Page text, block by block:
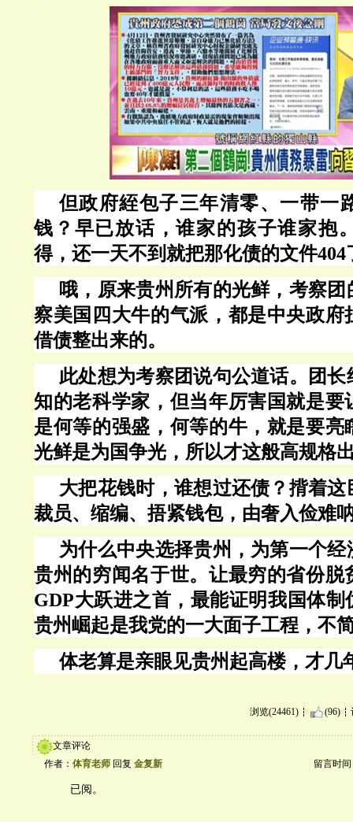
但政府絰包子三年清零、一带一
钱？早已放话，谁家的孩子谁家抱
得，还一天不到就把那化债的文件404
哦，原来贵州所有的光鲜，考察
察美国四大牛的气派，都是中央政府
借债整出来的。
此处想为考察团说句公道话。团
知的老科学家，但当年厉害国就是要
是何等的强盛，何等的牛，就是要亮
光鲜是为国争光，所以才这般高规格
大把花钱时，谁想过还债？揹着
裁员、缩编、捂紧钱包，由奢入俭难
为什么中央选择贵州，为第一个
贵州的穷闻名于世。让最穷的省份脱
GDP大跃进之首，最能证明我国体制
贵州崛起是我党的一大面子工程，不
体老算是亲眼见贵州起高楼，才几
浏览(24461) (96)
文章评论
作者： 体育老师 回复 金复新 留言时间
已阅。